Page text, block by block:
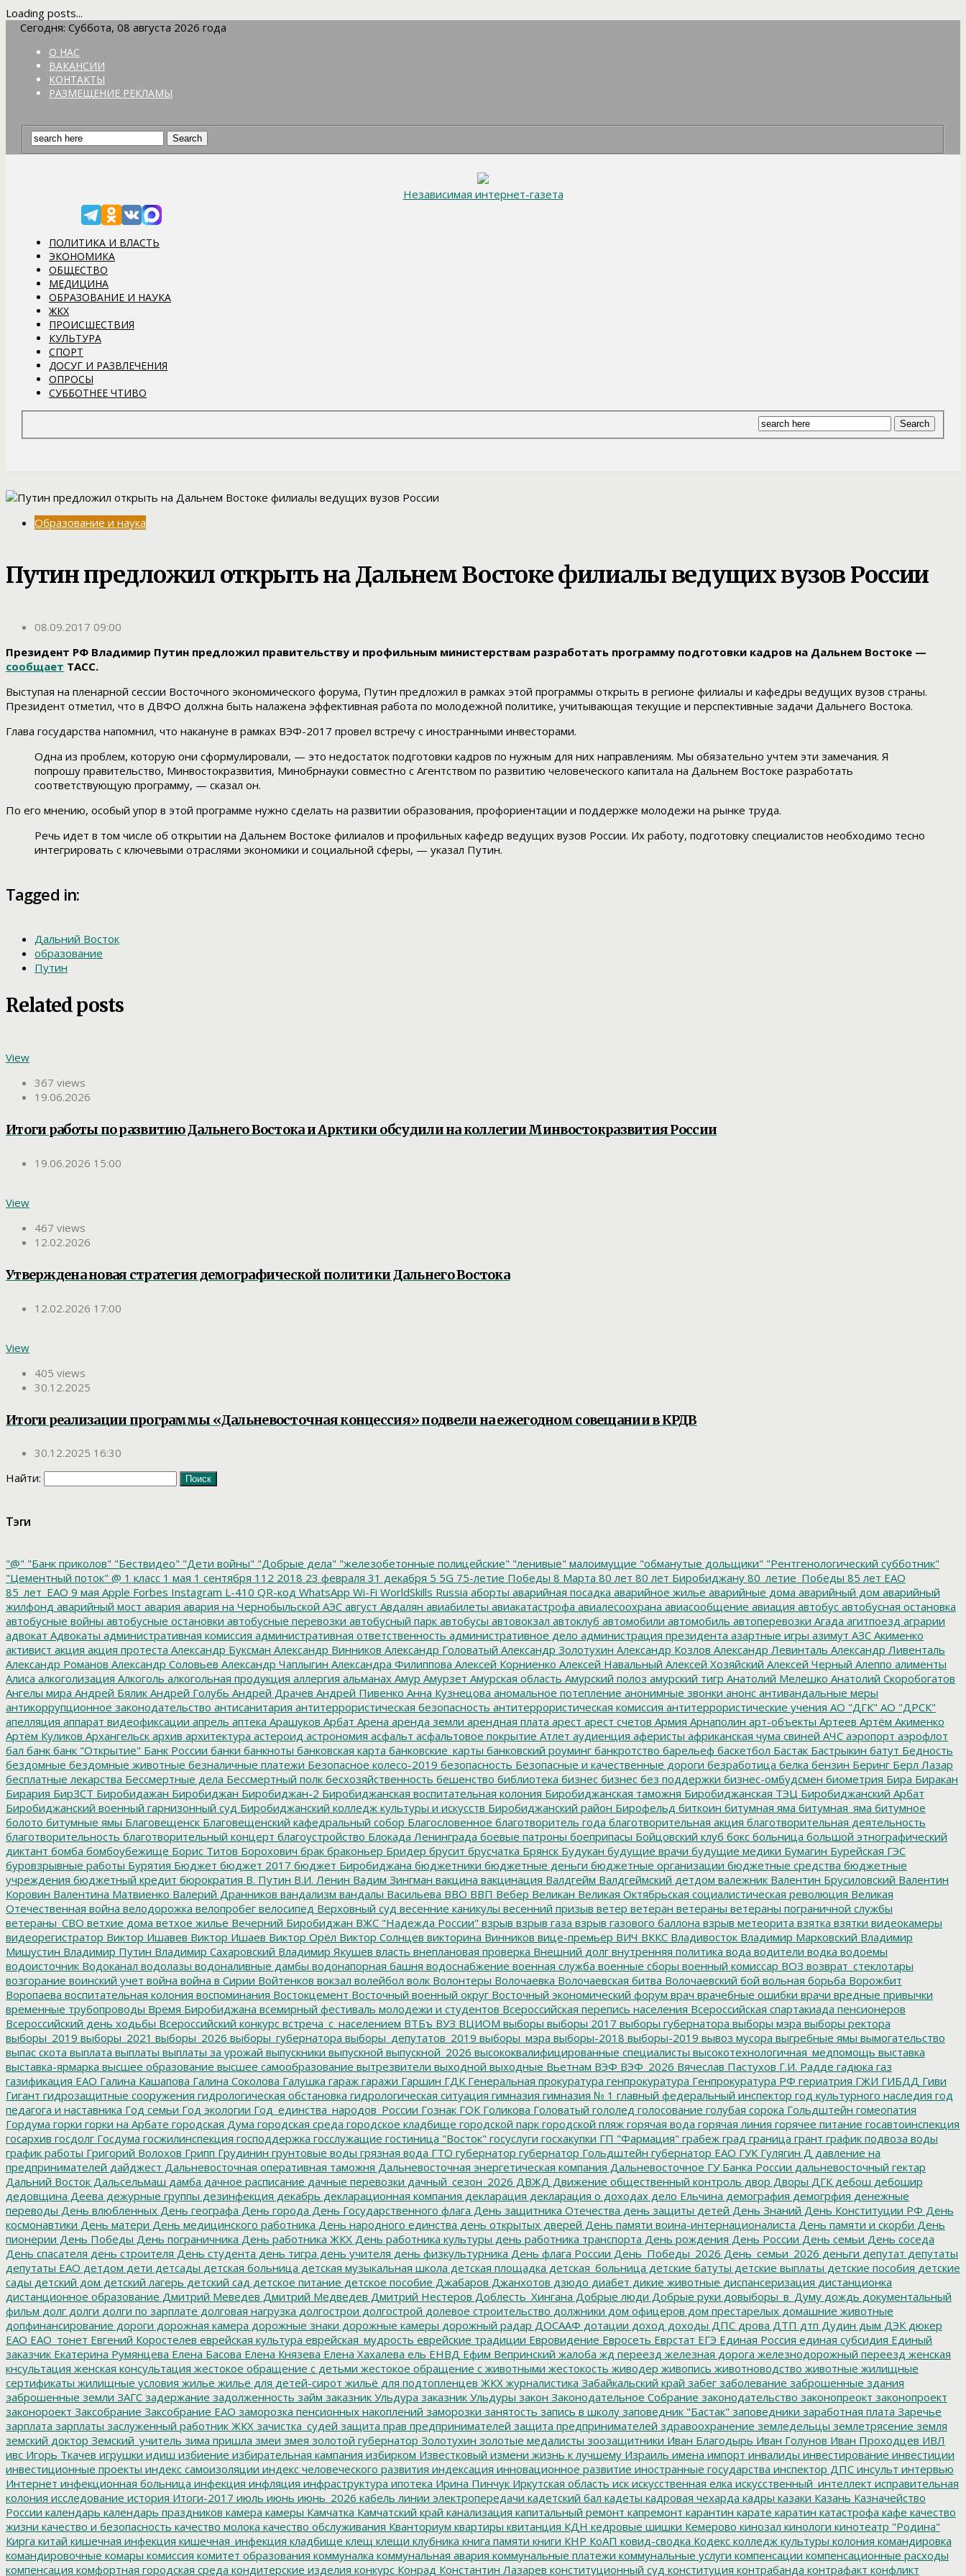
Loading posts...
Сегодня: Суббота, 08 августа 2026 года
О НАС
ВАКАНСИИ
КОНТАКТЫ
РАЗМЕЩЕНИЕ РЕКЛАМЫ
Независимая интернет-газета
ПОЛИТИКА И ВЛАСТЬ
ЭКОНОМИКА
ОБЩЕСТВО
МЕДИЦИНА
ОБРАЗОВАНИЕ И НАУКА
ЖКХ
ПРОИСШЕСТВИЯ
КУЛЬТУРА
СПОРТ
ДОСУГ И РАЗВЛЕЧЕНИЯ
ОПРОСЫ
СУББОТНЕЕ ЧТИВО
Образование и наука
Путин предложил открыть на Дальнем Востоке филиалы ведущих вузов России
08.09.2017 09:00
Президент РФ Владимир Путин предложил правительству и профильным министерствам разработать программу подготовки кадров на Дальнем Востоке —
сообщает ТАСС.
Выступая на пленарной сессии Восточного экономического форума, Путин предложил в рамках этой программы открыть в регионе филиалы и кафедры ведущих вузов страны.
Президент отметил, что в ДВФО должна быть налажена эффективная работа по молодежной политике, учитывающая текущие и перспективные задачи Дальнего Востока.
Глава государства напомнил, что накануне в рамках ВЭФ-2017 провел встречу с иностранными инвесторами.
Одна из проблем, которую они сформулировали, — это недостаток подготовки кадров по нужным для них направлениям. Мы обязательно учтем эти замечания. Я
попрошу правительство, Минвостокразвития, Минобрнауки совместно с Агентством по развитию человеческого капитала на Дальнем Востоке разработать
соответствующую программу, — сказал он.
По его мнению, особый упор в этой программе нужно сделать на развитии образования, профориентации и поддержке молодежи на рынке труда.
Речь идет в том числе об открытии на Дальнем Востоке филиалов и профильных кафедр ведущих вузов России. Их работу, подготовку специалистов необходимо тесно
интегрировать с ключевыми отраслями экономики и социальной сферы, — указал Путин.
Tagged in:
Дальний Восток
образование
Путин
Related posts
View
367 views
19.06.2026
Итоги работы по развитию Дальнего Востока и Арктики обсудили на коллегии Минвостокразвития России
19.06.2026 15:00
View
467 views
12.02.2026
Утверждена новая стратегия демографической политики Дальнего Востока
12.02.2026 17:00
View
405 views
30.12.2025
Итоги реализации программы «Дальневосточная концессия» подвели на ежегодном совещании в КРДВ
30.12.2025 16:30
Найти:
Тэги
"@" "Банк приколов" "Бествидео" "Дети войны" "Добрые дела" "железобетонные полицейские" "ленивые" малоимущие "обманутые дольщики" "Рентгенологический субботник"
"Цементный поток" @ 1 класс 1 мая 1 сентября 112 2018 23 февраля 31 декабря 5 5G 75-летие Победы 8 Марта 80 лет 80 лет Биробиджану 80_летие_Победы 85 лет ЕАО
85_лет_ЕАО 9 мая Apple Forbes Instagram L-410 QR-код WhatsApp Wi-Fi WorldSkills Russia аборты аварийная посадка аварийное жилье аварийные дома аварийный дом аварийный
жилфонд аварийный мост авария авария на Чернобыльской АЭС август Авдалян авиабилеты авиакатастрофа авиалесоохрана авиасообщение авиация автобус автобусная остановка
автобусные войны автобусные остановки автобусные перевозки автобусный парк автобусы автовокзал автоклуб автомобили автомобиль автоперевозки Агада агитпоезд аграрии
адвокат Адвокаты административная комиссия административная ответственность административное дело администрация президента азартные игры азимут АЗС Акименко
активист акция акция протеста Александр Буксман Александр Винников Александр Головатый Александр Золотухин Александр Козлов Александр Левинталь Александр Ливенталь
Александр Романов Александр Соловьев Александр Чаплыгин Александра Филиппова Алексей Корниенко Алексей Навальный Алексей Хозяйский Алексей Черный Алеппо алименты
Алиса алкоголизация Алкоголь алкогольная продукция аллергия альманах Амур Амурзет Амурская область Амурский полоз амурский тигр Анатолий Мелешко Анатолий Скоробогатов
Ангелы мира Андрей Бялик Андрей Голубь Андрей Драчев Андрей Пивенко Анна Кузнецова аномальное потепление анонимные звонки анонс антивандальные меры
антикоррупционное законодательство антисанитария антитеррористическая безопасность антитеррористическая комиссия антитеррористические учения АО "ДГК" АО "ДРСК"
апелляция аппарат видеофиксации апрель аптека Арашуков Арбат Арена аренда земли арендная плата арест арест счетов Армия Арнаполин арт-объекты Артеев Артём Акименко
Артём Куликов Архангельск архив архитектура астероид астрономия асфальт асфальтовое покрытие Атлет аудиенция аферисты африканская чума свиней АЧС аэропорт аэрофлот
бал банк банк "Открытие" Банк России банки банкноты банковская карта банковские_карты банковский роуминг банкротство барельеф баскетбол Бастак Бастрыкин батут Бедность
бездомные бездомные животные безналичные платежи Безопасное колесо-2019 безопасность Безопасные и качественные дороги безработица белка бензин Беринг Берл Лазар
бесплатные лекарства Бессмертные дела Бессмертный полк бесхозяйственность бешенство библиотека бизнес бизнес без поддержки бизнес-омбудсмен биометрия Бира Биракан
Бирария БирЗСТ Биробидажан Биробиджан Биробиджан-2 Биробиджанская воспитательная колония Биробиджанская таможня Биробиджанская ТЭЦ Биробиджанский Арбат
Биробиджанский военный гарнизонный суд Биробиджанский колледж культуры и искусств Биробиджанский район Бирофельд биткоин битумная яма битумная_яма битумное
болото битумные ямы Благовещенск Благовещенский кафедральный собор Благословенное благотворитель года благотворительная акция благотворительная деятельность
благотворительность благотворительный концерт благоустройство Блокада Ленинграда боевые патроны боеприпасы Бойцовский клуб бокс больница большой этнографический
диктант бомба бомбоубежище Борис Титов Борохович брак браконьер Бридер брусит брусчатка Брянск Будукан будущие врачи будущие медики Бумагин Бурейская ГЭС
буровзрывные работы Бурятия Бюджет бюджет 2017 бюджет Биробиджана бюджетники бюджетные деньги бюджетные организации бюджетные средства бюджетные
учреждения бюджетный кредит бюрократия В. Путин В.И. Ленин Вадим Зингман вакцина вакцинация Валдгейм Валдгеймский детдом валежник Валентин Брусиловский Валентин
Коровин Валентина Матвиенко Валерий Дранников вандализм вандалы Васильева ВВО ВВП Вебер Великан Великая Октябрьская социалистическая революция Великая
Отечественная война велодорожка велопробег велосипед Верховный суд весенние каникулы весенний призыв ветер ветеран ветераны ветераны пограничной службы
ветераны_СВО ветхие дома ветхое жилье Вечерний Биробиджан ВЖС "Надежда России" взрыв взрыв газа взрыв газового баллона взрыв метеорита взятка взятки видеокамеры
видеорегистратор Виктор Ишавев Виктор Ишаев Виктор Орёл Виктор Солнцев викторина Винников вице-премьер ВИЧ ВККС Владивосток Владимир Марковский Владимир
Мишустин Владимир Путин Владимир Сахаровский Владимир Якушев власть внеплановая проверка Внешний долг внутренняя политика вода водители водка водоемы
водоисточник Водоканал водолазы водоналивные дамбы водонапорная башня водоснабжение военная служба военные сборы военный комиссар ВОЗ возврат_стеклотары
возгорание воинский учет война война в Сирии Войтенков вокзал волейбол волк Волонтеры Волочаевка Волочаевская битва Волочаевский бой вольная борьба Ворожбит
Воропаева воспитательная колония воспоминания Востокцемент Восточный военный округ Восточный экономический форум врач врачебные ошибки врачи вредные привычки
временные трубопроводы Время Биробиджана всемирный фестиваль молодежи и студентов Всероссийская перепись населения Всероссийская спартакиада пенсионеров
Всероссийский день ходьбы Всероссийский конкурс встреча_с_населением ВТБъ ВУЗ ВЦИОМ выборы выборы 2017 выборы губернатора выборы мэра выборы ректора
выборы_2019 выборы_2021 выборы_2026 выборы_губернатора выборы_депутатов_2019 выборы_мэра выборы-2018 выборы-2019 вывоз мусора выгребные ямы вымогательство
выпас скота выплата выплаты выплаты за урожай выпускники выпускной выпускной_2026 высококвалифицированные специалисты высокотехнологичная_медпомощь выставка
выставка-ярмарка высшее образование высшее самообразование вытрезвители выходной выходные Вьетнам ВЭФ ВЭФ_2026 Вячеслав Пастухов Г.И. Радде гадюка газ
газификация ЕАО Галина Кашапова Галина Соколова Галушка гараж гаражи Гаршин ГДК Генеральная прокуратура генпрокуратура Генпрокуратура РФ гериатрия ГЖИ ГИБДД Гиви
Гигант гидрозащитные сооружения гидрологическая обстановка гидрологическая ситуация гимназия гимназия № 1 главный федеральный инспектор год культурного наследия год
педагога и наставника Год семьи Год экологии Год_единства_народов_России Гознак ГОК Голикова Головатый гололед голосование голубая сорока Гольдштейн гомеопатия
Гордума горки горки на Арбате городская Дума городская среда городское кладбище городской парк городской пляж горячая вода горячая линия горячее питание госавтоинспекция
госархив госдолг Госдума госжилинспекция господдержка госслужащие гостиница "Восток" госуслуги госхакупки ГП "Фармация" грабеж град граница грант график подвоза воды
график работы Григорий Волохов Грипп Грудинин грунтовые воды грязная вода ГТО губернатор губернатор Гольдштейн губернатор ЕАО ГУК Гулягин Д давление на
предпринимателей дайджест Дальневосточная оперативная таможня Дальневосточная энергетическая компания Дальневосточное ГУ Банка России дальневосточный гектар
Дальний Восток Дальсельмаш дамба дачное расписание дачные перевозки дачный_сезон_2026 ДВЖД Движение общественный контроль двор Дворы ДГК дебош дебошир
дедовщина Деева дежурные группы дезинфекция декабрь декларационная компания декларация декларация о доходах дело Ельчина демография демогрфия денежные
переводы День влюбленных День географа День города День Государственного флага День защитника Отечества день защиты детей День Знаний День Конституции РФ День
космонавтики День матери День медицинского работника День народного единства день открытых дверей День памяти воина-интернационалиста День памяти и скорби День
пионерии День Победы День пограничника День работника ЖКХ День работника культуры день работника транспорта День рождения День России День семьи День соседа
День спасателя день строителя День студента день тигра день учителя день физкультурника День флага России День_Победы_2026 День_семьи_2026 деньги депутат депутаты
депутаты ЕАО детдом дети детсады детская больница детская музыкальная школа детская площадка детская_больница детские батуты детские выплаты детские пособия детские
сады детский дом детский лагерь детский сад детское питание детское пособие Джабаров Джанхотов дзюдо диабет дикие животные диспансеризация дистанционка
дистанционное образование Дмитрий Меведев Дмитрий Медведев Дмитрий Нестеров Доблесть_Хингана Добрые люди Добрые руки довыборы_в_Думу дождь документальный
фильм долг долги долги по зарплате долговая нагрузка долгострои долгострой долевое строительство должники дом офицеров дом престарелых домашние животные
допфинансирование дороги дорожная камера дорожные знаки дорожные камеры дорожный радар ДОСААФ дотации доход доходы ДПС дрова ДТП дтп Дудин дым ДЭК дюкер
ЕАО ЕАО_тонет Евгений Коростелев еврейская культура еврейская_мудрость еврейские традиции Евровидение Евросеть Еврстат ЕГЭ Единая Россия единая субсидия Единый
заказчик Екатерина Румянцева Елена Басова Елена Князева Елена Хахалева ель ЕНВД Ефим Вепринский жалоба жд переезд железная дорога железнодорожный переезд женская
кнсультация женская консультация жестокое обращение с детьми жестокое обращение с животными жестокость живодер живопись животноводство животные жилищные
сертификаты жилищные условия жилье жилье для детей-сирот жильё для подтопленцев ЖКХ журналистика Забайкальский край забег заболевание заброшенные здания
заброшенные земли ЗАГС задержание задолженность займ заказник Ульдура заказник Ульдуры закон Законодательное Собрание законодательство законопреокт законопроект
законороект Заксобрание Заксобрание ЕАО заморозка пенсионных накоплений заморозки занятость запись в школу заповедник "Бастак" заповедники заработная плата Заречье
зарплата зарплаты заслуженный работник ЖКХ зачистка_судей защита прав предпринимателей защита предпринимателей здравоохранение земледельцы землетрясение земля
земский доктор Земский_учитель зима пришла змеи змея золотой губернатор Золотухин золотые медалисты зоозащитники Иван Благодырь Иван Голунов Иван Проходцев ИВЛ
ивс Игорь Ткачев игрушки идиш избиение избирательная кампания избирком Известковый измени жизнь к лучшему Израиль имена импорт инвалиды инвестирование инвестиции
инвестиционные проекты индекс самоизоляции индекс человеческого развития индексация инновационное развитие иностранные государства инспектор ДПС инсульт интервью
Интернет инфекционная больница инфекция инфляция инфраструктура ипотека Ирина Пинчук Иркутская область иск искусственная елка искусственный_интеллект исправительная
колония исследование история Итоги-2017 июль июнь июнь_2026 кабель линии электропередачи кадетский бал кадеты кадровая чехарда кадры казаки Казань Казначейство
России календарь календарь праздников камера камеры Камчатка Камчатский край канализация капитальный ремонт капремонт карантин карате каратин катастрофа кафе качество
жизни качество и безопасность качество молока качество обслуживания Кванториум квартиры квитанция КДН кедровые шишки Кемерово кинозал кинологи кинотеатр "Родина"
Кирга китай кишечная инфекция кишечная_инфекция кладбище клещ клещи клубника книга памяти книги КНР КоАП ковид-сводка Кодекс колледж культуры колония командировка
командировочные комары комиссия комитет образования коммуналка коммунальная авария коммунальные платежи коммунальные услуги компенсации компенсационные расходы
компенсация комфортная городская среда кондитерские изделия конкурс Конрад Константин Лазарев конституционный суд конституция контрабанда контрафакт конфликт